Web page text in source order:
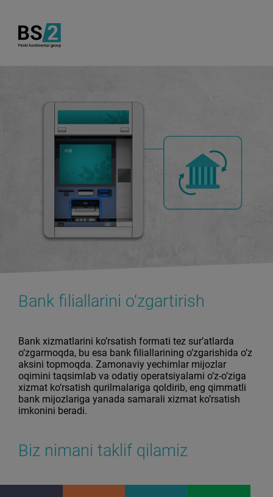
Bank filiallarini o’zgartirish
Bank xizmatlarini ko’rsatish formati tez sur’atlarda
o’zgarmoqda, bu esa bank filiallarining o’zgarishida o’z
aksini topmoqda. Zamonaviy yechimlar mijozlar
oqimini taqsimlab va odatiy operatsiyalarni o’z-o’ziga
xizmat ko’rsatish qurilmalariga qoldirib, eng qimmatli
bank mijozlariga yanada samarali xizmat ko’rsatish
imkonini beradi.
Biz nimani taklif qilamiz